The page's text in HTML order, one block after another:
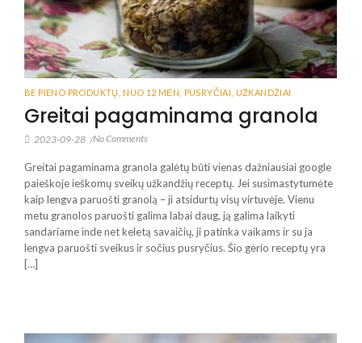
BE PIENO PRODUKTŲ NUO 12 MĖN PUSRYČIAI UŽKANDŽIAI
Greitai pagaminama granola
2023-09-28 /No Comments
Greitai pagaminama granola galėtų būti vienas dažniausiai google
paieškoje ieškomų sveikų užkandžių receptų. Jei susimastytumėte
kaip lengva paruošti granolą – ji atsidurtų visų virtuvėje. Vienu
metu granolos paruošti galima labai daug, ją galima laikyti
sandariame inde net keletą savaičių, ji patinka vaikams ir su ja
lengva paruošti sveikus ir sočius pusryčius. Šio gėrio receptų yra
[…]